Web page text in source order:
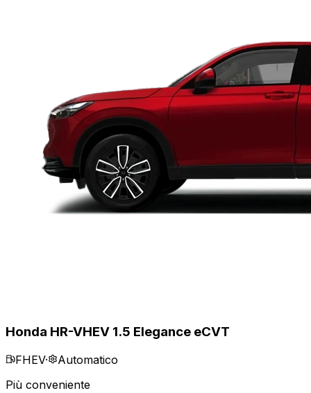
Honda HR-VHEV 1.5 Elegance eCVT
FHEV·
Automatico
Più conveniente